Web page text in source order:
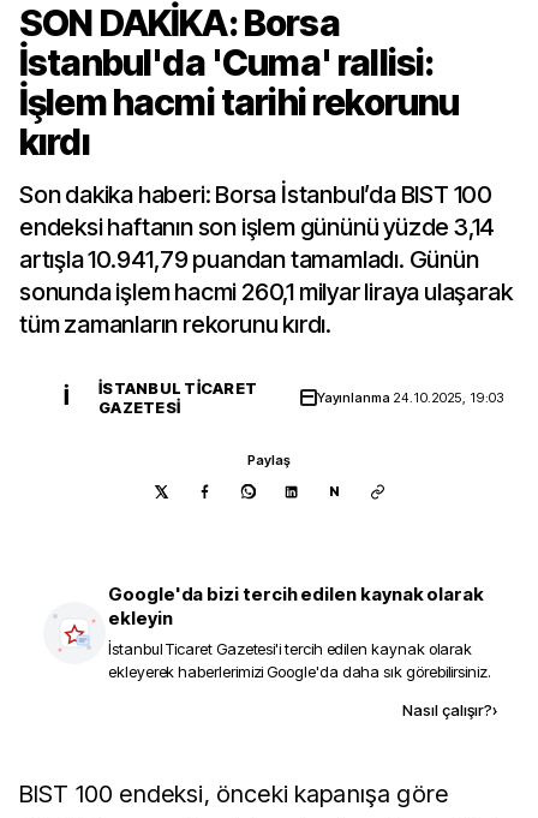
SON DAKİKA: Borsa
İstanbul'da 'Cuma' rallisi:
İşlem hacmi tarihi rekorunu
kırdı
Son dakika haberi: Borsa İstanbul’da BIST 100
endeksi haftanın son işlem gününü yüzde 3,14
artışla 10.941,79 puandan tamamladı. Günün
sonunda işlem hacmi 260,1 milyar liraya ulaşarak
tüm zamanların rekorunu kırdı.
İ
İSTANBUL TICARET
GAZETESI
Yayınlanma 24.10.2025, 19:03
Paylaş
N
Google'da bizi tercih edilen kaynak olarak
ekleyin
İstanbul Ticaret Gazetesi'i tercih edilen kaynak olarak
ekleyerek haberlerimizi Google'da daha sık görebilirsiniz.
Nasıl çalışır?›
BIST 100 endeksi, önceki kapanışa göre